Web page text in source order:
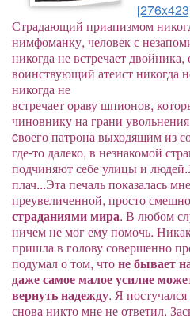
Страдающий приапизмом
нимфоманку, человек с
никогда не встречает
воинствующий атеист никогда
никогда не
встречает ораву шпионов,
чиновнику на грани
cвоего патрона выходящим из
где-то далеко, в незнакомой
подчиняют себе улицы и людей.
плач...Эта печаль показалась
преувеличенной, просто
страданиями мира. В любом
ничем не мог ему помочь.
пришла в голову совершенно
подумал о том, чтоне бывает
даже самое малое усилие
вернуть надежду. Я
снова никто мне не ответил.